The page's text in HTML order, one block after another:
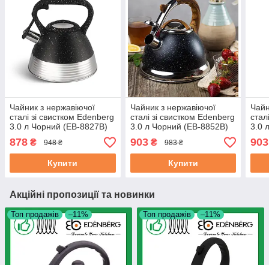
Чайник з нержавіючої
сталі зі свистком Edenberg
3.0 л Чорний (EB-8827B)
878 ₴ 948 ₴
Купити
Чайник з нержавіючої
сталі зі свистком Edenberg
3.0 л Чорний (EB-8852B)
903₴ 983 ₴
Купити
3.0
903
Акційні пропозиції та новинки
Топ продажів –11% Топ продажів –11%